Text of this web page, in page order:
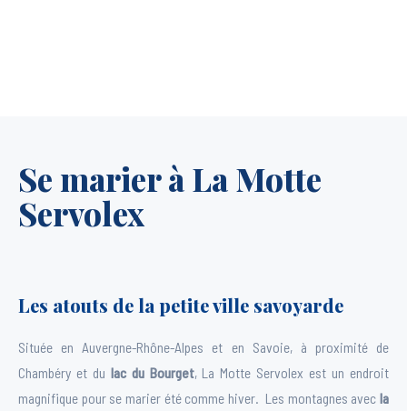
Se marier à La Motte
Servolex
Les atouts de la petite ville savoyarde
Située en Auvergne-Rhône-Alpes et en Savoie, à proximité de
Chambéry et du lac du Bourget,La Motte Servolex est un endroit
magnifique pour se marier été comme hiver. Les montagnes avec la